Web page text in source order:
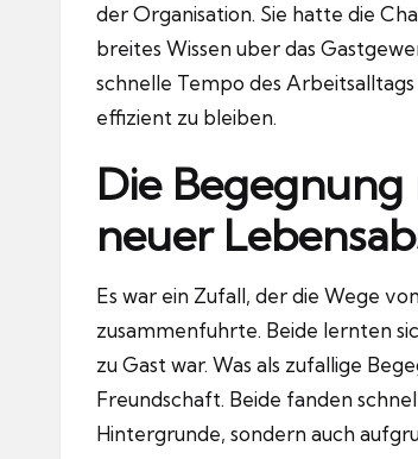
der Organisation. Sie hatte die
breites Wissen uber das
schnelle Tempo des
effizient zu bleiben.
Die Begegnung
neuer
Es war ein Zufall, der die Wege
zusammenfuhrte. Beide lernten
zu Gast war. Was als zufallige
Freundschaft. Beide fanden
Hintergrunde, sondern auch